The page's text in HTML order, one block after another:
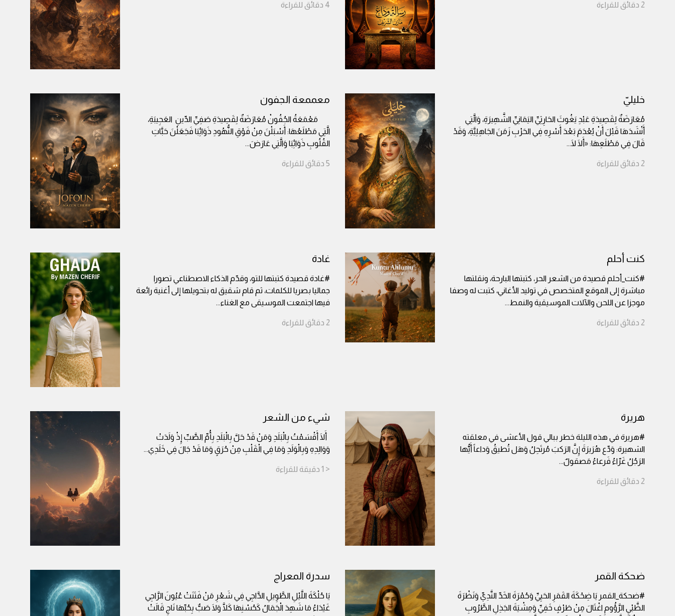
2 دقائق للقراءة 4 دقائق للقراءة
خليليّ
مُعَارَضَةٌ لِقَصِيدَةِ عَبْدِ يَغُوثَ الحَارِثِيِّ اليَمَانِيِّ الشَّهِيرَةِ، وَالَّتِي
أَنْشَدَهَا قَبْلَ أَنْ يُعْدَمَ بَعْدَ أَسْرِهِ فِي الحَرْبِ زَمَنَ الجَاهِلِيَّةِ، وَقَدْ
قَالَ فِي مَطْلَعِهَا: «أَلَا لَا...
2 دقائق للقراءة
معممعة الجفون
مَعْمَعَةُ الجُفُونْ مُعَارَضَةٌ لِقَصِيدَةِ صَفِيِّ الدِّينِ العَجِيبَةِ،
الَّتِي مَطْلَعُهَا: أَسْبَلْنَ مِنْ فَوْقِ النُّهُودِ ذَوَائِبَا فَجَعَلْنَ حَبَّاتِ
القُلُوبِ ذَوَائِبَا وَالَّتِي عَارَضَ...
5 دقائق للقراءة
كنت أحلم
#كنت_أحلم قصيدة من الشعر الحر، كتبتها البارحة، ونقلتها
مباشرة إلى الموقع المتخصص في توليد الأغاني، كتبت له وصفا
موجزا عن اللحن والآلات الموسيقية والنمط...
2 دقائق للقراءة
غادة
#غادة قصيدة كتبتها للتو، وقدّم الذكاء الاصطناعي تصورا
جماليا بصريا للكلمات، ثم قام شقيق له بتحويلها إلى أغنية رائعة
فيها اجتمعت الموسيقى مع الغناء...
2 دقائق للقراءة
هريرة
#هريرة في هذه الليلة خطر ببالي قول الأعشى في معلقته
الشهيرة: وَدِّع هُرَيرَةَ إِنَّ الرَكبَ مُرتَحِلُ وَهَل تُطيقُ وَداعاً أَيُّها
الرَجُلُ غَرّاءُ فَرعاءُ مَصقولٌ...
2 دقائق للقراءة
شيء من الشعر
أَلَا أَقْسَمْتُ بِالْبَلَدِ وَمَنْ قَدْ حَلَّ بِالْبَلَدِ بِأُمِّ الصَّبِّ إِذْ وَلَدَتْ
وَوَالِدِهِ وَبِالْوَلَدِ وَمَا فِي الْقَلْبِ مِنْ حُرَقٍ وَمَا قَدْ جَالَ فِي خَلَدِي...
< 1 دقيقة للقراءة
ضحكة القمر
#ضحكة_القمر يَا ضِحْكَةَ القَمَرِ الحَيِيِّ وَحُمْرَةَ الخَدِّ النَّدِيِّ وَنَظْرَةَ
الظَّبْيِ الرَّؤُومِ اغْتَالَ مِنْ طَرْفٍ خَفِيِّ وَمِشْيَةَ الجَذِلِ الطَّرُوبِ
سدرة المعراج
يَا حُلْكَةَ اللَّيْلِ الطَّوِيلِ الدَّاجِي فِي شَعْرِ مَنْ فَتَنَتْ عُيُونَ الرَّاجِي
غَيْدَاءُ مَا شَهِدَ الْجَمَالُ كَحُسْنِهَا كَلَّا وَلَا صَبٌّ بِحُبِّهَا نَاجِ قَالَتْ